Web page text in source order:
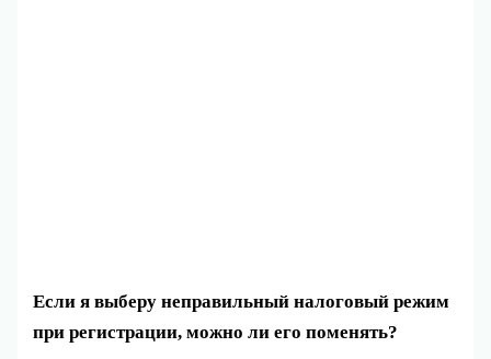
Если я выберу неправильный налоговый режим
при регистрации, можно ли его поменять?